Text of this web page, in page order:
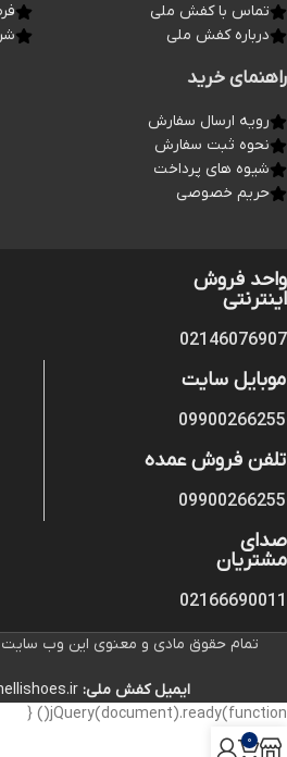
تماس با کفش ملی
درباره کفش ملی
راهنمای خرید
رویه ارسال سفارش
نحوه ثبت سفارش
شیوه های پرداخت
حریم خصوصی
واحد فروش
اینترنتی
02146076907
موبایل سایت
09900266255
تلفن فروش عمده
09900266255
صدای
مشتریان
02166690011
تمام حقوق مادی و معنوی این وب
ایمیل کفش ملی:
0
jQuery(document).ready(function() {